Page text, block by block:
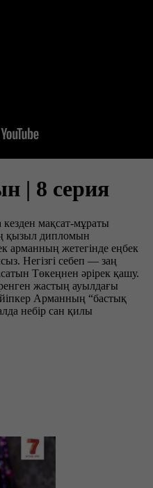
| 8 серия
мақсат-мұраты
қызыл дипломын
арманның жетегінде еңбек
Негізгі себеп — заң
Төкеңнен әрірек қашу.
жастың ауылдағы
Арманның “бастық
небір сан қилы